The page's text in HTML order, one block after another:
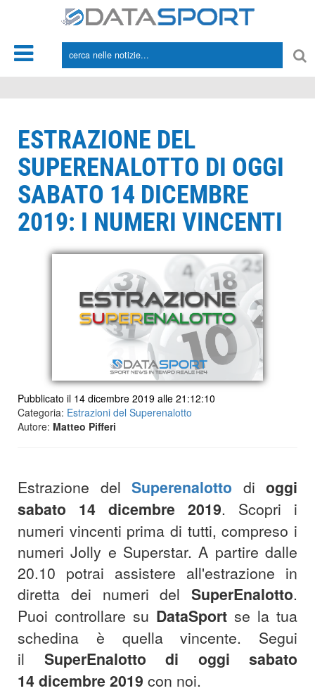
ESTRAZIONE DEL
SUPERENALOTTO DI OGGI
SABATO 14 DICEMBRE
2019: I NUMERI VINCENTI
Pubblicato il 14 dicembre 2019 alle 21:12:10
Categoria: Estrazioni del Superenalotto
Autore: Matteo Pifferi
Estrazione del Superenalotto di oggi
sabato 14 dicembre 2019. Scopri i
numeri vincenti prima di tutti, compreso i
numeri Jolly e Superstar. A partire dalle
20.10 potrai assistere all'estrazione in
diretta dei numeri del SuperEnalotto.
Puoi controllare su DataSport se la tua
schedina è quella vincente. Segui
il SuperEnalotto di oggi sabato
14 dicembre 2019 con noi.